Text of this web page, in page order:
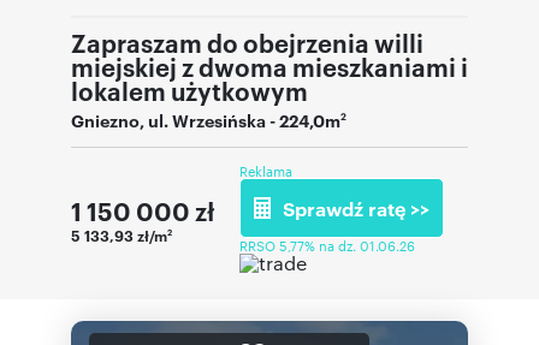
Zapraszam do obejrzenia willi
miejskiej z dwoma mieszkaniami i
lokalem użytkowym
Gniezno, ul. Wrzesińska- 224,0m2
1 150 000 zł
5 133,93 zł/m2
Reklama
Sprawdź ratę >>
RRSO 5,77% na dz. 01.06.26